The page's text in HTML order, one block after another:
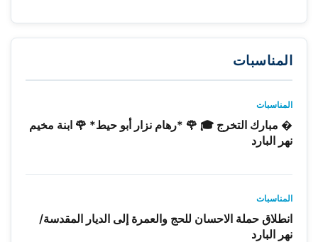
المناسبات
المناسبات
� مبارك التخرج 🎓 🌹 *رهام نزار أبو حيط* 🌹 ابنة مخيم
نهر البارد
المناسبات
انطلاق حملة الاحسان للحج والعمرة إلى الديار المقدسة/
نهر البارد